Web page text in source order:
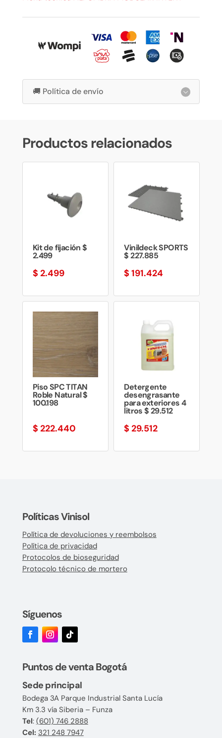
🚚 Política de envío
Productos relacionados
Kit de fijación $
2.499
$ 2.499
Vinildeck SPORTS
$ 227.885
$ 191.424
Piso SPC TITAN
Roble Natural $
100.198
$ 222.440
Detergente
desengrasante
para exteriores 4
litros $ 29.512
$ 29.512
Políticas Vinisol
Política de devoluciones y reembolsos
Política de privacidad
Protocolos de bioseguridad
Protocolo técnico de mortero
Síguenos
Puntos de venta Bogotá
Sede principal
Bodega 3A Parque Industrial Santa Lucía
Km 3.3 vía Siberia – Funza
Tel: (601) 746 2888
Cel: 321 248 7947